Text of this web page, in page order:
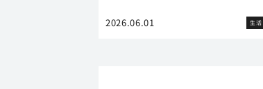
2026.06.01 生活